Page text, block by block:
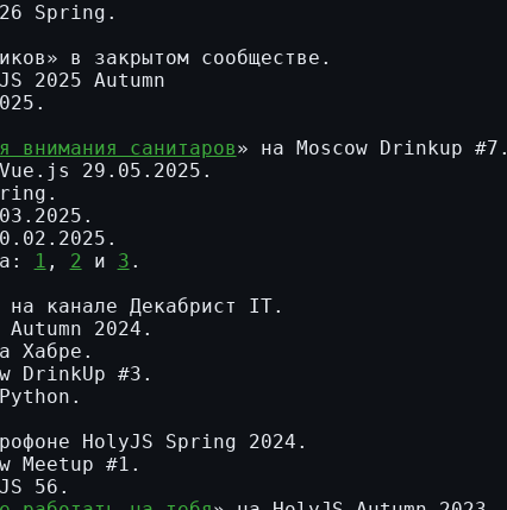
Spring.
в закрытом сообществе.
2025 Autumn
внимания санитаров» на Moscow Drinkup #7.
29.05.2025.
1 , 2 и 3 .
на канале Декабрист IT.
2024.
Хабре.
DrinkUp #3.
HolyJS Spring 2024.
Meetup #1.
56.